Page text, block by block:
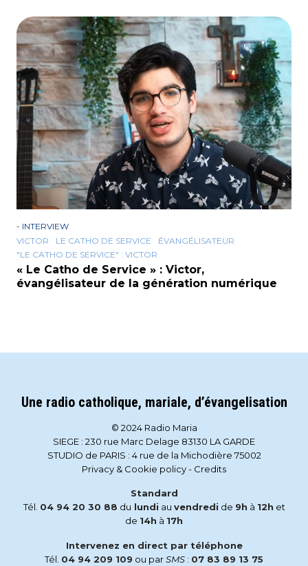
- INTERVIEW
VICTOR
LE CATHO DE SERVICE
ÉVANGÉLISATEUR
"LE CATHO DE SERVICE" : VICTOR
« Le Catho de Service » : Victor,
évangélisateur de la génération numérique
Une radio catholique, mariale, d’évangelisation
© 2024 Radio Maria
SIEGE : 230 rue Marc Delage 83130 LA GARDE
STUDIO de PARIS : 4 rue de la Michodière 75002
Privacy & Cookie policy- Credits
Standard
Tél. 04 94 20 30 88 du lundi au vendredi de 9h à 12h et
de 14h à 17h
Intervenez en direct par téléphone
Tél. 04 94 209 109 ou parSMS : 07 83 89 13 75